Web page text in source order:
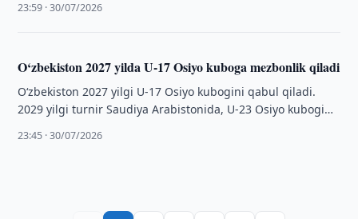
23:59 · 30/07/2026
O‘zbekiston 2027 yilda U-17 Osiyo kuboga mezbonlik qiladi
O‘zbekiston 2027 yilgi U-17 Osiyo kubogini qabul qiladi.
2029 yilgi turnir Saudiya Arabistonida, U-23 Osiyo kubogi
23:45 · 30/07/2026